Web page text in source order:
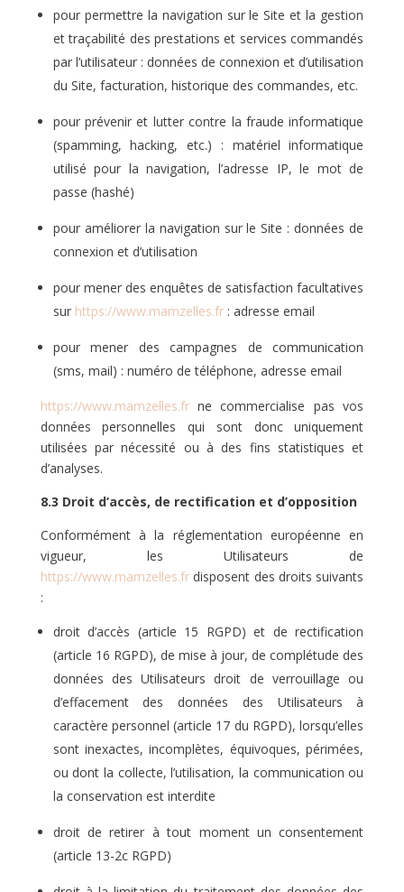
pour permettre la navigation sur le Site et la gestion
et traçabilité des prestations et services commandés
par l’utilisateur : données de connexion et d’utilisation
du Site, facturation, historique des commandes, etc.
pour prévenir et lutter contre la fraude informatique
(spamming, hacking, etc.) : matériel informatique
utilisé pour la navigation, l’adresse IP, le mot de
passe (hashé)
pour améliorer la navigation sur le Site : données de
connexion et d’utilisation
pour mener des enquêtes de satisfaction facultatives
sur https://www.mamzelles.fr : adresse email
pour mener des campagnes de communication
(sms, mail) : numéro de téléphone, adresse email
https://www.mamzelles.frne commercialise pas vos
données personnelles qui sont donc uniquement
utilisées par nécessité ou à des fins statistiques et
d’analyses.
8.3 Droit d’accès, de rectification et d’opposition
Conformément à la réglementation européenne en
vigueur, les Utilisateurs de
https://www.mamzelles.fr disposent des droits suivants
:
droit d’accès (article 15 RGPD) et de rectification
(article 16 RGPD), de mise à jour, de complétude des
données des Utilisateurs droit de verrouillage ou
d’effacement des données des Utilisateurs à
caractère personnel (article 17 du RGPD), lorsqu’elles
sont inexactes, incomplètes, équivoques, périmées,
ou dont la collecte, l’utilisation, la communication ou
la conservation est interdite
droit de retirer à tout moment un consentement
(article 13-2c RGPD)